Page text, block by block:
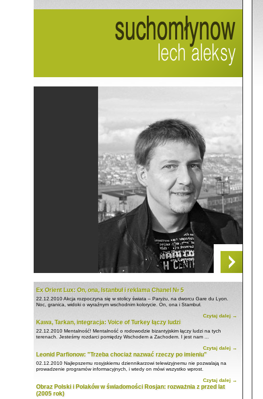
Ex Orient Lux: On, ona, Istanbuł i reklama Chanel № 5
22.12.2010Akcja rozpoczyna się w stolicy świata – Paryżu, na dworcu Gare du Lyon.
Noc, granica, widoki o wyraźnym wschodnim kolorycie. On, ona i Stambuł.
Czytaj dalej →
Kawa, Tarkan, integracja: Voice of Turkey łączy ludzi
22.12.2010 Mentalność! Mentalność o rodowodzie bizantyjskim łączy ludzi na tych
terenach. Jesteśmy rozdarci pomiędzy Wschodem a Zachodem. I jest nam ...
Czytaj dalej →
Leonid Parfionow: "Trzeba chociaż nazwać rzeczy po imieniu"
02.12.2010 Najlepszemu rosyjskiemu dziennikarzowi telewizyjnemu nie pozwalają na
prowadzenie programów informacyjnych, i wtedy on mówi wszystko wprost.
Czytaj dalej →
Obraz Polski i Polaków w świadomości Rosjan: rozważnia z przed lat
(2005 rok)